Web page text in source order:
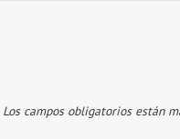
Los campos obligatorios están